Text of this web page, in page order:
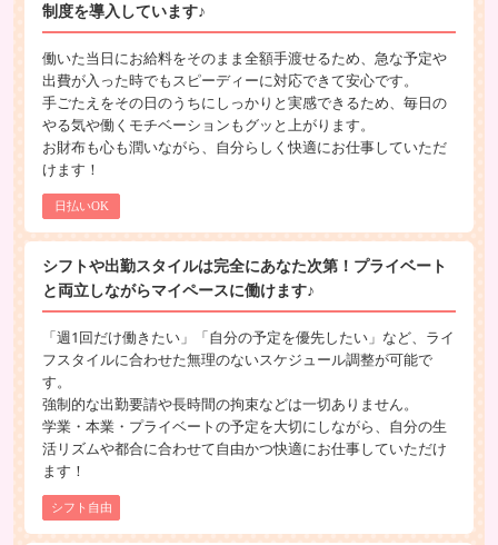
制度を導入しています♪
働いた当日にお給料をそのまま全額手渡せるため、急な予定や
出費が入った時でもスピーディーに対応できて安心です。
手ごたえをその日のうちにしっかりと実感できるため、毎日の
やる気や働くモチベーションもグッと上がります。
お財布も心も潤いながら、自分らしく快適にお仕事していただ
けます！
日払いOK
シフトや出勤スタイルは完全にあなた次第！プライベート
と両立しながらマイペースに働けます♪
「週1回だけ働きたい」「自分の予定を優先したい」など、ライ
フスタイルに合わせた無理のないスケジュール調整が可能で
す。
強制的な出勤要請や長時間の拘束などは一切ありません。
学業・本業・プライベートの予定を大切にしながら、自分の生
活リズムや都合に合わせて自由かつ快適にお仕事していただけ
ます！
シフト自由